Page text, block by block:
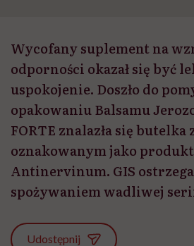
Wycofany suplement na
odporności okazał się być
uspokojenie. Doszło do
opakowaniu Balsamu
FORTE znalazła się butelka
oznakowanym jako
Antinervinum. GIS
spożywaniem wadliwej
Udostępnij